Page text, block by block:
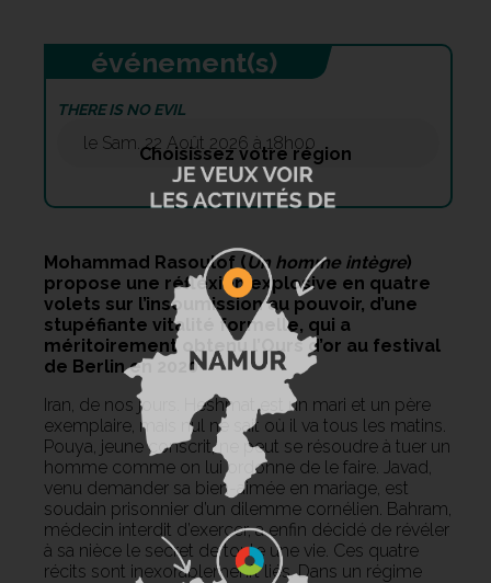
événement(s)
THERE IS NO EVIL
le Sam. 22 Août 2026 à 18h00
Mohammad Rasoulof (Un homme intègre)
propose une réflexion explosive en quatre
volets sur l’insoumission au pouvoir, d’une
stupéfiante vitalité formelle, qui a
méritoirement obtenu l’Ours d’or au festival
de Berlin en 2020
Iran, de nos jours. Heshmat est un mari et un père
exemplaire, mais nul ne sait où il va tous les matins.
Pouya, jeune conscrit, ne peut se résoudre à tuer un
homme comme on lui ordonne de le faire. Javad,
venu demander sa bien-aimée en mariage, est
soudain prisonnier d’un dilemme cornélien. Bahram,
médecin interdit d’exercer, a enfin décidé de révéler
à sa nièce le secret de toute une vie. Ces quatre
récits sont inexorablemenft liés. Dans un régime
Choisissez votre région